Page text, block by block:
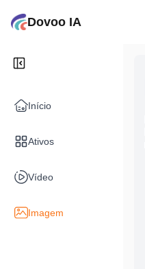
Dovoo IA
Início
Ativos
Vídeo
Imagem